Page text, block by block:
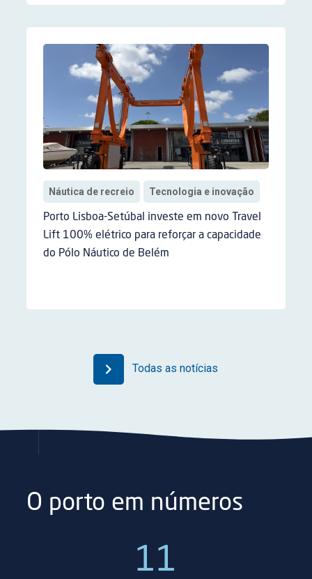
Náutica de recreio Tecnologia e inovação
Porto Lisboa-Setúbal investe em novo Travel
Lift 100% elétrico para reforçar a capacidade
do Pólo Náutico de Belém
Todas as notícias
O porto em números
11